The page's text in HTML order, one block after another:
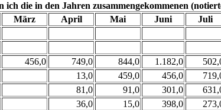
die in den Jahren zusammengekommenen
März April Mai Juni Juli
456,0 749,0 844,0 1.182,0
13,0 459,0 456,0
81,0 91,0 301,0
36,0 15,0 398,0